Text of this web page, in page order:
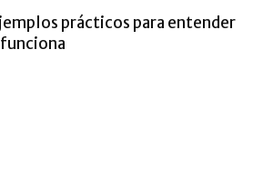
prácticos para entender